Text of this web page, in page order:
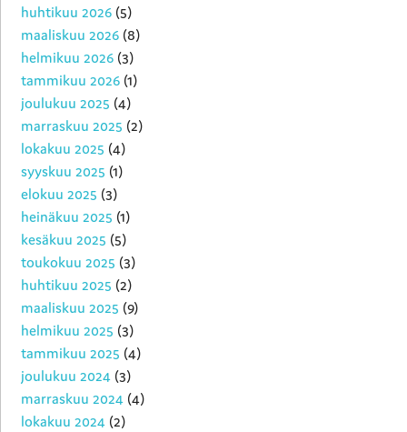
huhtikuu 2026 (5)
maaliskuu 2026 (8)
helmikuu 2026 (3)
tammikuu 2026 (1)
joulukuu 2025 (4)
marraskuu 2025 (2)
lokakuu 2025 (4)
syyskuu 2025 (1)
elokuu 2025 (3)
heinäkuu 2025 (1)
kesäkuu 2025 (5)
toukokuu 2025 (3)
huhtikuu 2025 (2)
maaliskuu 2025 (9)
helmikuu 2025 (3)
tammikuu 2025 (4)
joulukuu 2024 (3)
marraskuu 2024 (4)
lokakuu 2024 (2)